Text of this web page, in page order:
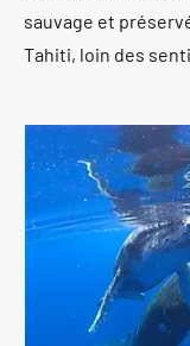
sauvage et
Tahiti, loin des